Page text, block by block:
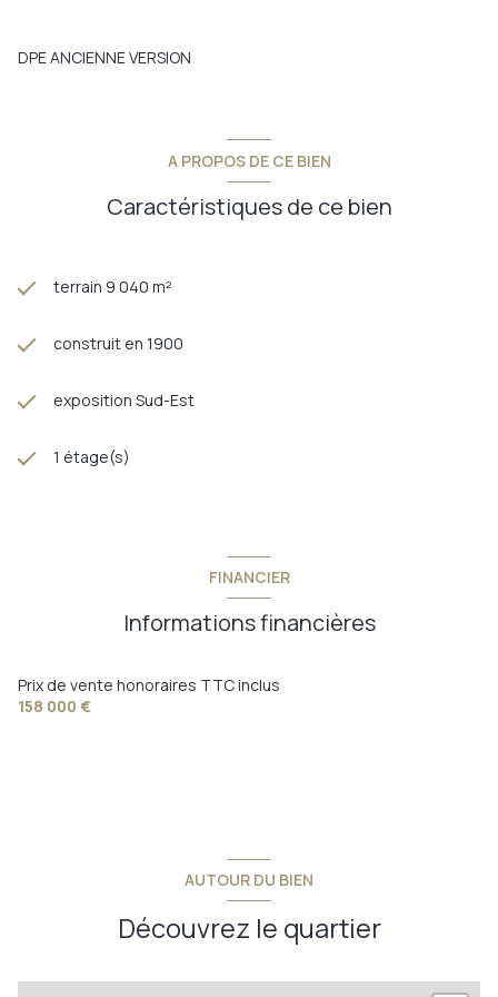
sont disponibles sur le site
DPE ANCIENNE VERSION
A PROPOS DE CE BIEN
Caractéristiques de ce bien
terrain 9 040 m²
construit en 1900
exposition Sud-Est
1 étage(s)
FINANCIER
Informations financières
Prix de vente honoraires TTC inclus
158 000 €
AUTOUR DU BIEN
Découvrez le quartier